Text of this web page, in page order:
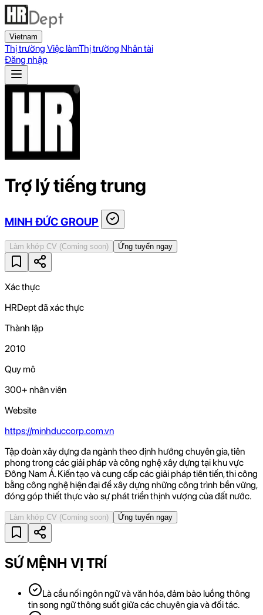
Vietnam
Thị trường Việc làmThị trường Nhân tài
Đăng nhập
Trợ lý tiếng trung
MINH ĐỨC GROUP
Làm khớp CV (Coming soon) Ứng tuyển ngay
Xác thực
HRDept đã xác thực
Thành lập
2010
Quy mô
300+ nhân viên
Website
https://minhduccorp.com.vn
Tập đoàn xây dựng đa ngành theo định hướng chuyên gia, tiên
phong trong các giải pháp và công nghệ xây dựng tại khu vực
Đông Nam Á. Kiến tạo và cung cấp các giải pháp tiên tiến, thi công
bằng công nghệ hiện đại để xây dựng những công trình bền vững,
đóng góp thiết thực vào sự phát triển thịnh vượng của đất nước.
Làm khớp CV (Coming soon) Ứng tuyển ngay
SỨ MỆNH VỊ TRÍ
Là cầu nối ngôn ngữ và văn hóa, đảm bảo luồng thông
tin song ngữ thông suốt giữa các chuyên gia và đối tác.